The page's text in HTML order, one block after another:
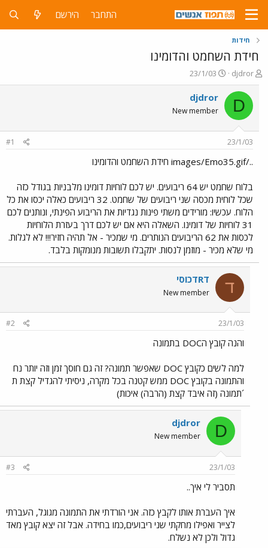
התחבר הירשם
חידות
חידת השחמט והדומינו
פ
ו
ת
ח
ה
ש
djdror
פ
ו
ר
ם
ר
23/1/03
D
djdror
New member
23/1/03
#1
../images/Emo35.gif חידת השחמט והדומינו
בלוח שחמט יש 64 ריבועים. יש לכם לוחיות דומינו מלבניות בגודל כזה
שכל לוחית מכסה שני ריבועים של שחמט. 32 ריבועים כאלה יכסו את כל
הלוח. עכשיו: מורידים משתי פינות נגדיות את הריבוע הפינתי, ונותנים לכם
31 לוחיות של דומינו. השאלה היא אם יש לכם דרך בעזרת הלוחיות
לכסות את 62 הריבועים הנותרים. מי שמכיר - אל תהיה חזיר!!! לא לגלות.
מי שלא מכיר - מוזמן לנסות. יתקבלו תשובות מנומקות בלבד.
ד דRדכוסי
New member
23/1/03
#2
והנה קובץ הDOC בתמונה
למה לשים כקובץ DOC שאפשר תמונה? זה גם חוסך זמן וזה יותר נח
והתמונה בקובץ DOC ממש קטנה בכל מקרה, ניסיתי להגדיל קצת ת
´תמונה (זה איבד קצת (הרבה) איכות)
D
djdror
New member
23/1/03
#3
תסביר לי איך..
איך העברת אותו לקבץ כזה. אני הורדתי את התמונה מגוגל, העברתי
לצייר ואפילו מחקתי שני ריבועים,כמו בחידה. אבל זה יצא קובץ מאד
גדול ולכן לא נשלח.